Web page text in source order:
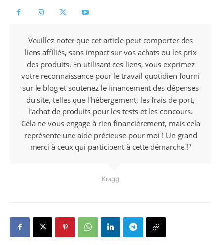
Veuillez noter que cet article peut comporter des
liens affiliés, sans impact sur vos achats ou les prix
des produits. En utilisant ces liens, vous exprimez
votre reconnaissance pour le travail quotidien fourni
sur le blog et soutenez le financement des dépenses
du site, telles que l'hébergement, les frais de port,
l'achat de produits pour les tests et les concours.
Cela ne vous engage à rien financièrement, mais cela
représente une aide précieuse pour moi ! Un grand
merci à ceux qui participent à cette démarche !"
Kragg